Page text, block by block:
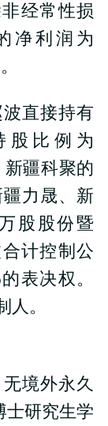
经常性损
净利润为
直接持有
股比例为
疆科聚的
力晟、新
股股份暨
计控制公
表决权。
。
境外永久
士研究生学